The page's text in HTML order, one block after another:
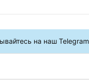
на наш Telegram